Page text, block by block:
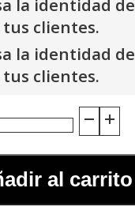
la identidad de
tus clientes.
la identidad de
tus clientes.
al carrito